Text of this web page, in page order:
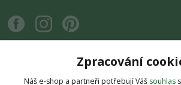
Upravit sběr cookies.
Zpracování
Náš e-shop a partneři potřebují Váš souhlas